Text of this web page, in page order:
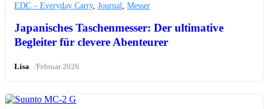
EDC – Everyday Carry, Journal Messer
Japanisches Taschenmesser: Der ultimative
Begleiter für clevere Abenteurer
Lisa /Februar 2026